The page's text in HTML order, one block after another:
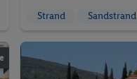
Strand Sandstrand